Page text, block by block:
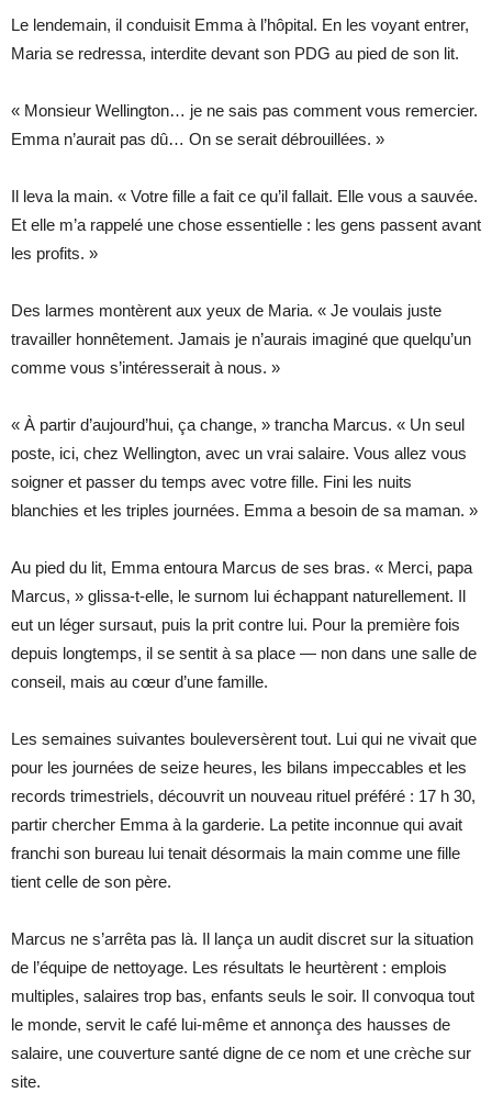
Le lendemain, il conduisit Emma à l’hôpital. En les voyant entrer,
Maria se redressa, interdite devant son PDG au pied de son lit.
« Monsieur Wellington… je ne sais pas comment vous remercier.
Emma n’aurait pas dû… On se serait débrouillées. »
Il leva la main. « Votre fille a fait ce qu’il fallait. Elle vous a sauvée.
Et elle m’a rappelé une chose essentielle : les gens passent avant
les profits. »
Des larmes montèrent aux yeux de Maria. « Je voulais juste
travailler honnêtement. Jamais je n’aurais imaginé que quelqu’un
comme vous s’intéresserait à nous. »
« À partir d’aujourd’hui, ça change, » trancha Marcus. « Un seul
poste, ici, chez Wellington, avec un vrai salaire. Vous allez vous
soigner et passer du temps avec votre fille. Fini les nuits
blanchies et les triples journées. Emma a besoin de sa maman. »
Au pied du lit, Emma entoura Marcus de ses bras. « Merci, papa
Marcus, » glissa-t-elle, le surnom lui échappant naturellement. Il
eut un léger sursaut, puis la prit contre lui. Pour la première fois
depuis longtemps, il se sentit à sa place — non dans une salle de
conseil, mais au cœur d’une famille.
Les semaines suivantes bouleversèrent tout. Lui qui ne vivait que
pour les journées de seize heures, les bilans impeccables et les
records trimestriels, découvrit un nouveau rituel préféré : 17 h 30,
partir chercher Emma à la garderie. La petite inconnue qui avait
franchi son bureau lui tenait désormais la main comme une fille
tient celle de son père.
Marcus ne s’arrêta pas là. Il lança un audit discret sur la situation
de l’équipe de nettoyage. Les résultats le heurtèrent : emplois
multiples, salaires trop bas, enfants seuls le soir. Il convoqua tout
le monde, servit le café lui-même et annonça des hausses de
salaire, une couverture santé digne de ce nom et une crèche sur
site.